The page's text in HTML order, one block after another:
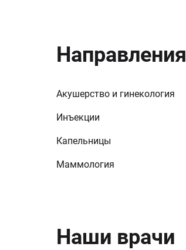
Направления
Акушерство и гинекология
Инъекции
Капельницы
Маммология
Наши врачи